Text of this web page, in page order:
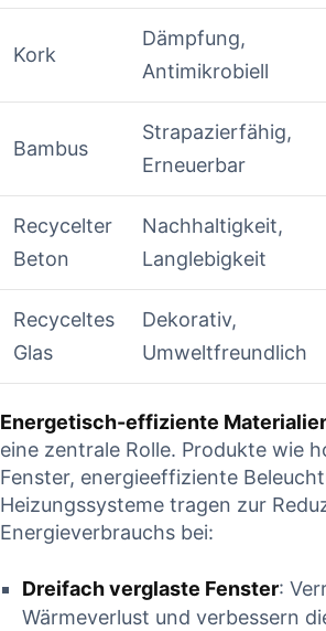
Kork
Dämpfung,
Antimikrobiell
Bambus
Strapazierfähig,
Erneuerbar
Recycelter
Beton
Nachhaltigkeit,
Langlebigkeit
Recyceltes
Glas
Dekorativ,
Umweltfreundlich
Energetisch-effiziente
eine zentrale Rolle. Produkte wie
Fenster, energieeffiziente
Heizungssysteme tragen zur
Energieverbrauchs bei:
Dreifach verglaste Fenster:
Wärmeverlust und verbessern